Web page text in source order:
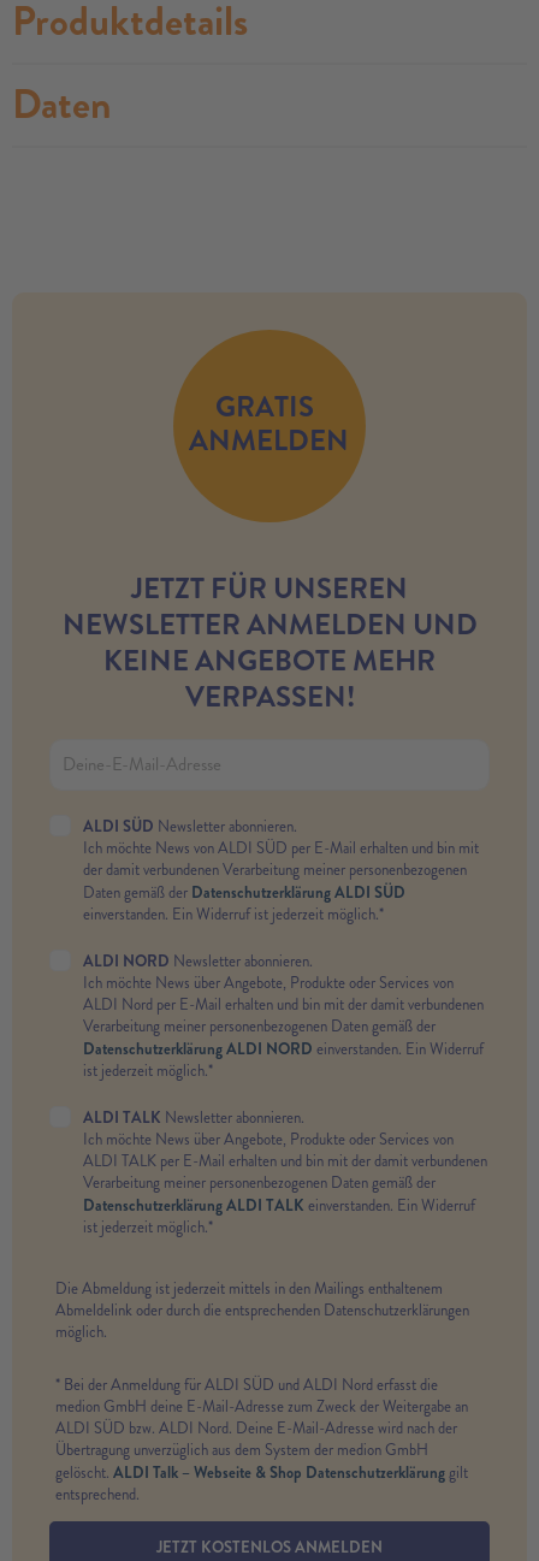
Produktdetails
Daten
GRATIS
ANMELDEN
JETZT FÜR UNSEREN
NEWSLETTER ANMELDEN UND
KEINE ANGEBOTE MEHR
VERPASSEN!
ALDI SÜD Newsletter abonnieren.
Ich möchte News von ALDI SÜD per E-Mail erhalten und bin mit
der damit verbundenen Verarbeitung meiner personenbezogenen
Daten gemäß der Datenschutzerklärung ALDI SÜD
einverstanden. Ein Widerruf ist jederzeit möglich.*
ALDI NORD Newsletter abonnieren.
Ich möchte News über Angebote, Produkte oder Services von
ALDI Nord per E-Mail erhalten und bin mit der damit verbundenen
Verarbeitung meiner personenbezogenen Daten gemäß der
Datenschutzerklärung ALDI NORD einverstanden. Ein Widerruf
ist jederzeit möglich.*
ALDI TALK Newsletter abonnieren.
Ich möchte News über Angebote, Produkte oder Services von
ALDI TALK per E-Mail erhalten und bin mit der damit verbundenen
Verarbeitung meiner personenbezogenen Daten gemäß der
Datenschutzerklärung ALDI TALK einverstanden. Ein Widerruf
ist jederzeit möglich.*
Die Abmeldung ist jederzeit mittels in den Mailings enthaltenem
Abmeldelink oder durch die entsprechenden Datenschutzerklärungen
möglich.
* Bei der Anmeldung für ALDI SÜD und ALDI Nord erfasst die
medion GmbH deine E-Mail-Adresse zum Zweck der Weitergabe an
ALDI SÜD bzw. ALDI Nord. Deine E-Mail-Adresse wird nach der
Übertragung unverzüglich aus dem System der medion GmbH
gelöscht. ALDI Talk – Webseite & Shop Datenschutzerklärunggilt
entsprechend.
JETZT KOSTENLOS ANMELDEN